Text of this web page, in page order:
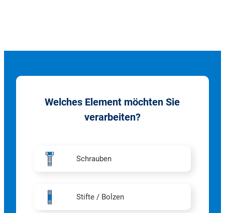
Welches Element möchten Sie
verarbeiten?
Schrauben
Stifte / Bolzen